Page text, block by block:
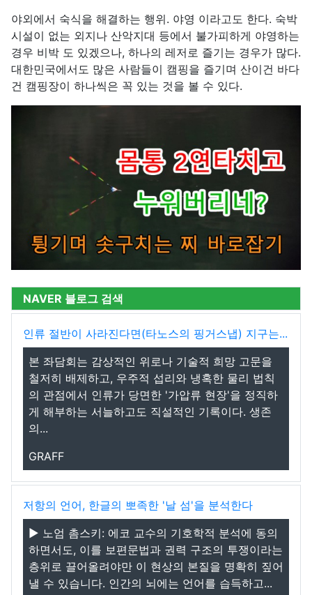
야외에서 숙식을 해결하는 행위. 야영 이라고도 한다. 숙박
시설이 없는 외지나 산악지대 등에서 불가피하게 야영하는
경우 비박 도 있겠으나, 하나의 레저로 즐기는 경우가 많다.
대한민국에서도 많은 사람들이 캠핑을 즐기며 산이건 바다
건 캠핑장이 하나씩은 꼭 있는 것을 볼 수 있다.
NAVER 블로그 검색
인류 절반이 사라진다면(타노스의 핑거스냅) 지구는...
본 좌담회는 감상적인 위로나 기술적 희망 고문을
철저히 배제하고, 우주적 섭리와 냉혹한 물리 법칙
의 관점에서 인류가 당면한 '가압류 현장'을 정직하
게 해부하는 서늘하고도 직설적인 기록이다. 생존
의...
GRAFF
저항의 언어, 한글의 뽀족한 '날 섬'을 분석한다
▶ 노엄 촘스키: 에코 교수의 기호학적 분석에 동의
하면서도, 이를 보편문법과 권력 구조의 투쟁이라는
층위로 끌어올려야만 이 현상의 본질을 명확히 짚어
낼 수 있습니다. 인간의 뇌에는 언어를 습득하고...